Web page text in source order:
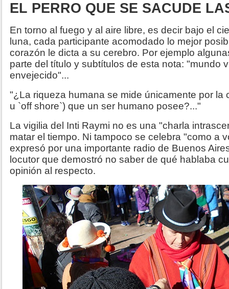
EL PERRO QUE SE SACUDE
En torno al fuego y al aire libre, es decir bajo el
luna, cada participante acomodado lo mejor
corazón le dicta a su cerebro. Por ejemplo
parte del título y subtítulos de esta nota: "mundo
envejecido"...
"¿La riqueza humana se mide únicamente por la
u `off shore`) que un ser humano posee?..."
La vigilia del Inti Raymi no es una "charla
matar el tiempo. Ni tampoco se celebra "como a
expresó por una importante radio de Buenos
locutor que demostró no saber de qué hablaba
opinión al respecto.